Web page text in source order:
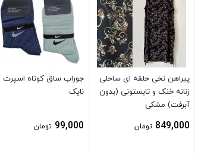
پیراهن نخی حلقه ای ساحلی
زنانه خنک و تابستونی (بدون
آبرفت) مشکی
849,000 تومان
جوراب ساق کوتاه اسپرت
نایک
99,000 تومان